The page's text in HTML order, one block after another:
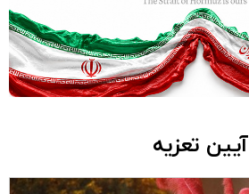
آیین تعزیه